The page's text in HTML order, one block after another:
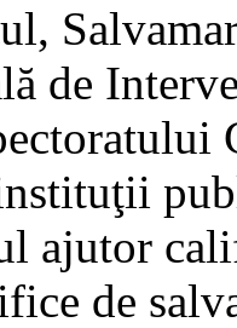
de
ajutor
de